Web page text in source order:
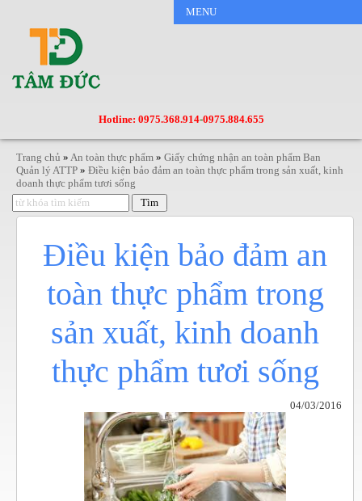
Hotline: 0975.368.914-0975.884.655
MENU
Trang chủ » An toàn thực phẩm » Giấy chứng nhận an toàn phẩm Ban
Quản lý ATTP » Điều kiện bảo đảm an toàn thực phẩm trong sản xuất, kinh
doanh thực phẩm tươi sống
Điều kiện bảo đảm an
toàn thực phẩm trong
sản xuất, kinh doanh
thực phẩm tươi sống
04/03/2016